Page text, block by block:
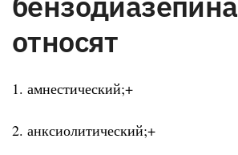
относят
1. амнестический;+
2. анксиолитический;+